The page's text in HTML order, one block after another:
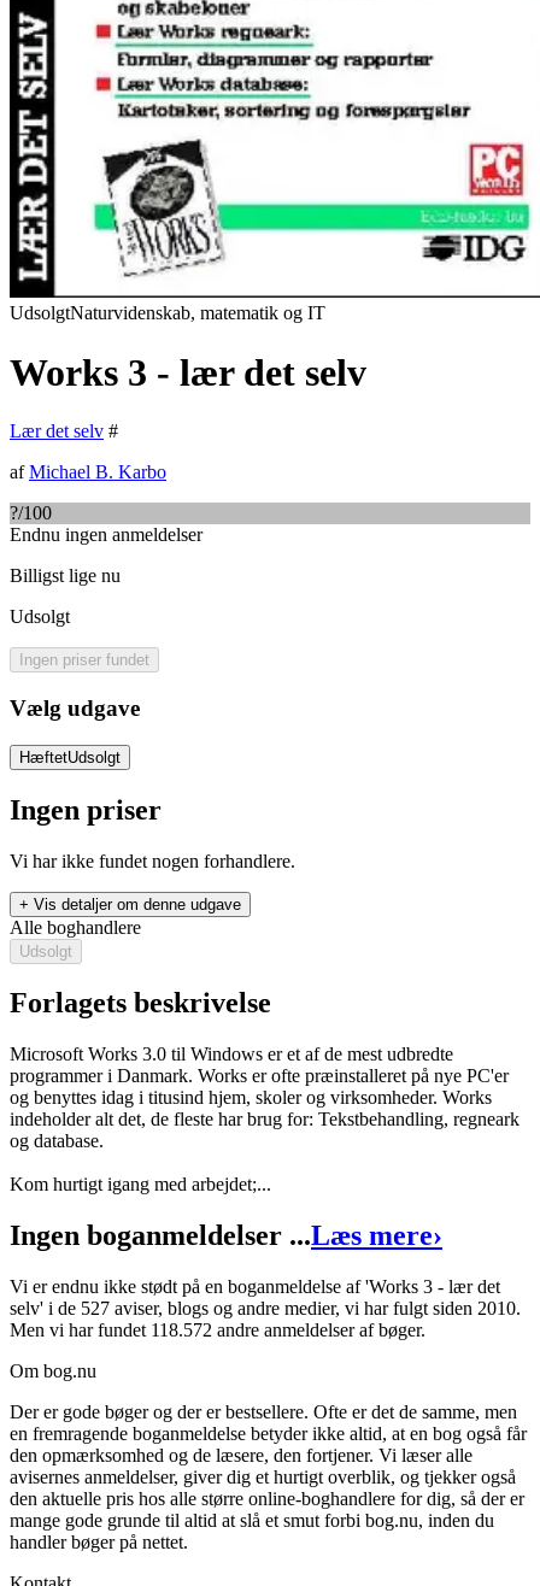
UdsolgtNaturvidenskab, matematik og IT
Works 3 - lær det selv
Lær det selv #
afMichael B. Karbo
?/100
Endnu ingen anmeldelser
Billigst lige nu
Udsolgt
Ingen priser fundet
Vælg udgave
HæftetUdsolgt
Ingen priser
Vi har ikke fundet nogen forhandlere.
+ Vis detaljer om denne udgave
Works 3 - lær det selv
Forfatter:Michael B. Karbo
ISBN:9788778430212
Forlag: Libris Digimental
Udgivet: 1. april 1995
Alle boghandlere
Udsolgt
Forlagets beskrivelse
Microsoft Works 3.0 til Windows er et af de mest udbredte
programmer i Danmark. Works er ofte præinstalleret på nye PC'er
og benyttes idag i titusind hjem, skoler og virksomheder. Works
indeholder alt det, de fleste har brug for: Tekstbehandling, regneark
og database.
Kom hurtigt igang med arbejdet;...
Ingen boganmeldelser ...Læs mere›
Vi er endnu ikke stødt på en boganmeldelse af 'Works 3 - lær det
selv' i de 527 aviser, blogs og andre medier, vi har fulgt siden 2010.
Men vi har fundet 118.572 andre anmeldelser af bøger.
Om bog.nu
Der er gode bøger og der er bestsellere. Ofte er det de samme, men
en fremragende boganmeldelse betyder ikke altid, at en bog også får
den opmærksomhed og de læsere, den fortjener. Vi læser alle
avisernes anmeldelser, giver dig et hurtigt overblik, og tjekker også
den aktuelle pris hos alle større online-boghandlere for dig, så der er
mange gode grunde til altid at slå et smut forbi bog.nu, inden du
handler bøger på nettet.